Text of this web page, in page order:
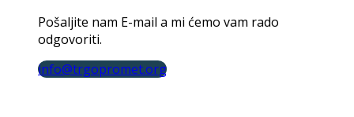
Pošaljite nam E-mail a mi ćemo vam rado
odgovoriti.
info@trgopromet.org